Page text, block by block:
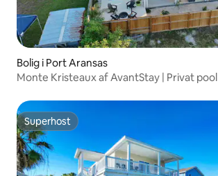
Bolig i Port Aransas
Monte Kristeaux af AvantStay | Privat pool
Superhost
Superhost